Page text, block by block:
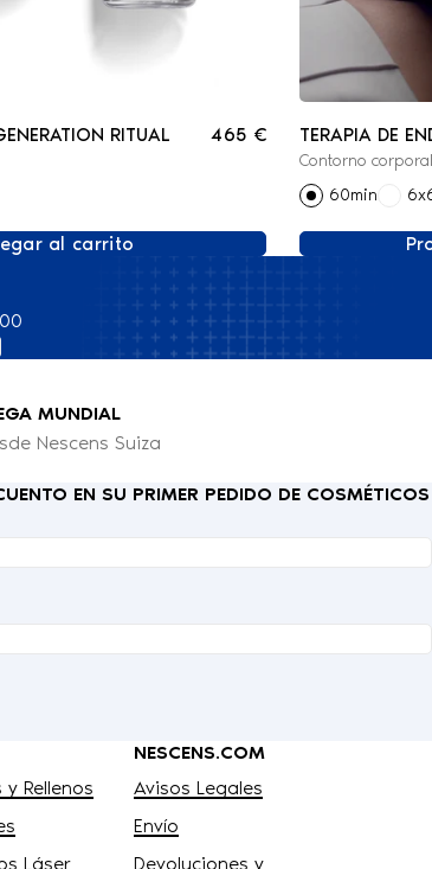
RITUAL 465 €
al carrito
TERAPIA DE
Contorno corporal
60min
MUNDIAL
Nescens Suiza
EN SU PRIMER PEDIDO DE COSMÉTICOS
Rellenos
Láser
NESCENS.COM
Avisos Legales
Envío
Devoluciones y